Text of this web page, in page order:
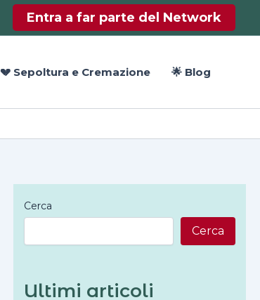
Entra a far parte del Network
💔 Sepoltura e Cremazione 🌟 Blog
Cerca
Cerca
Ultimi articoli